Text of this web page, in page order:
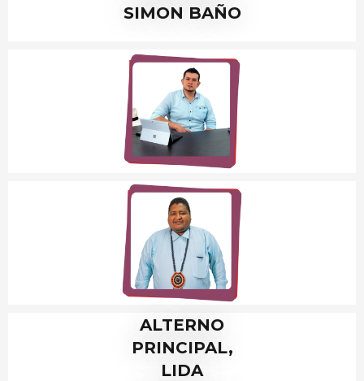
SIMON BAÑO
ALTERNO
PRINCIPAL,
LIDA